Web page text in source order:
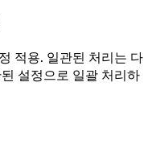
적용. 일관된 처리는 다
설정으로 일괄 처리하